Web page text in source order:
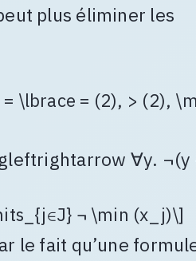
plus éliminer les
\lbrace = (2), > (2),
∀y. ¬(y
¬ \min (x_j)\]
le fait qu’une